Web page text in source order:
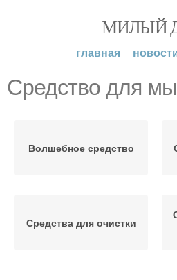
МИЛЫЙ
главная
Средство для
Волшебное средство
Средства для очистки